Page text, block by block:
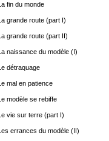
La fin du monde
La grande route (part I)
La grande route (part II)
La naissance du modèle (I)
Le détraquage
Le mal en patience
Le modèle se rebiffe
Le vie sur terre (part I)
Les errances du modèle (II)